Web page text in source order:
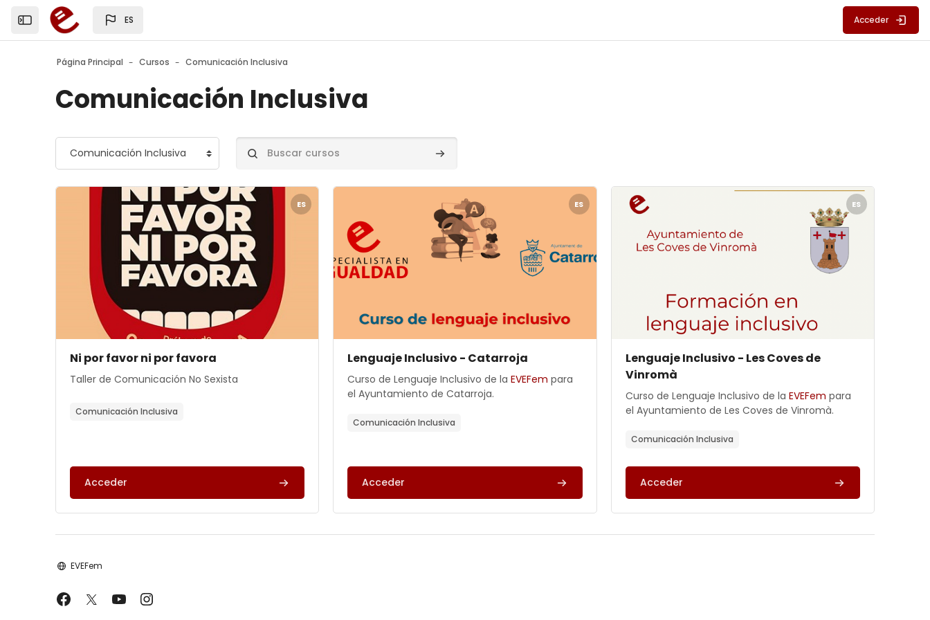
Salta al contenido principal
Mostrar barra lateral ES Acceder
Página Principal Cursos Comunicación Inclusiva
Comunicación Inclusiva
Categorías Buscar cursos Buscar cursos
ES
Archivos del resumen del curso" Ni por favor ni por favora
Archivos del resumen del curso
Nombre del curso
Ni por favor ni por favora
Texto del resumen del curso:
Taller de Comunicación No Sexista
Comunicación Inclusiva
Acceder
ES
Archivos del resumen del curso" Lenguaje Inclusivo - Catarroja
Archivos del resumen del curso
Nombre del curso
Lenguaje Inclusivo - Catarroja
Texto del resumen del curso:
Curso de Lenguaje Inclusivo de laEVEFempara
el Ayuntamiento de Catarroja.
Comunicación Inclusiva
Acceder
ES
Archivos del resumen del curso" Lenguaje Inclusivo - Les
Archivos del resumen del curso
Nombre del curso
Lenguaje Inclusivo - Les Coves de
Vinromà
Texto del resumen del curso:
Curso de Lenguaje Inclusivo de la EVEFem para
el Ayuntamiento de Les Coves de Vinromà.
Comunicación Inclusiva
Acceder
EVEFem